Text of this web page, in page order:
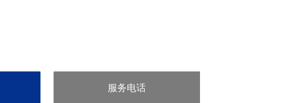
服务电话